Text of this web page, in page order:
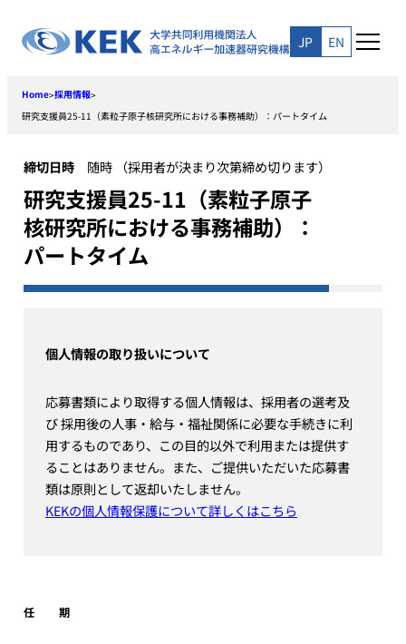
content
JP EN
Home>採用情報>
研究支援員25-11（素粒子原子核研究所における事務補助）：パートタイム
締切日時 随時 （採用者が決まり次第締め切ります）
研究支援員25-11（素粒子原子
核研究所における事務補助）：
パートタイム
個人情報の取り扱いについて
応募書類により取得する個人情報は、採用者の選考及
び 採用後の人事・給与・福祉関係に必要な手続きに利
用するものであり、この目的以外で利用または提供す
ることはありません。また、ご提供いただいた応募書
類は原則として返却いたしません。
KEKの個人情報保護について詳しくはこちら
任 期